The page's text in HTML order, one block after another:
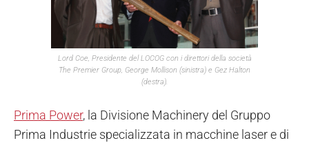
Lord Coe, Presidente del LOCOG con i direttori della società
The Premier Group, George Mollison (sinistra) e Gez Halton
(destra).
Prima Power, la Divisione Machinery del Gruppo
Prima Industrie specializzata in macchine laser e di